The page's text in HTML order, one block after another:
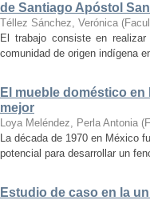
de Santiago Apóstol
Téllez Sánchez, Verónica (
El trabajo consiste en
comunidad de origen indígena
El mueble doméstico
mejor
Loya Meléndez, Perla Antonia (
La década de 1970 en México
potencial para desarrollar un
Estudio de caso en la